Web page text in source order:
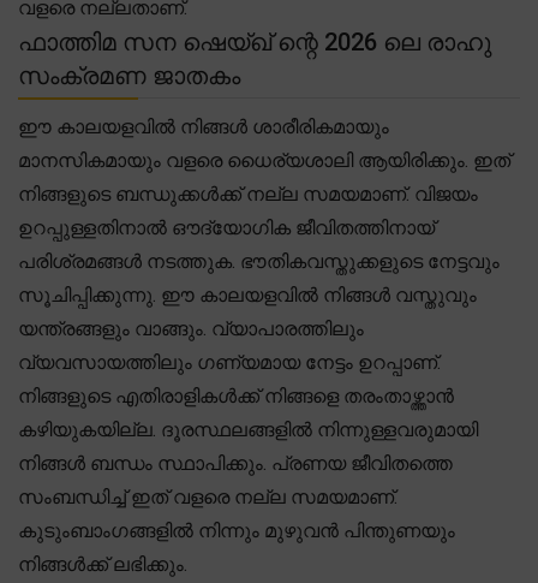
വളരെ നല്ലതാണ്.
ഫാത്തിമ സന ഷെയ്ഖ് ന്റെ 2026 ലെ രാഹു
സംക്രമണ ജാതകം
ഈ കാലയളവിൽ നിങ്ങൾ ശാരീരികമായും
മാനസികമായും വളരെ ധൈര്യശാലി ആയിരിക്കും. ഇത്
നിങ്ങളുടെ ബന്ധുക്കൾക്ക് നല്ല സമയമാണ്. വിജയം
ഉറപ്പുള്ളതിനാൽ ഔദ്യോഗിക ജീവിതത്തിനായ്
പരിശ്രമങ്ങൾ നടത്തുക. ഭൗതികവസ്തുക്കളുടെ നേട്ടവും
സൂചിപ്പിക്കുന്നു. ഈ കാലയളവിൽ നിങ്ങൾ വസ്തുവും
യന്ത്രങ്ങളും വാങ്ങും. വ്യാപാരത്തിലും
വ്യവസായത്തിലും ഗണ്യമായ നേട്ടം ഉറപ്പാണ്.
നിങ്ങളുടെ എതിരാളികൾക്ക് നിങ്ങളെ തരംതാഴ്ത്താൻ
കഴിയുകയില്ല. ദൂരസ്ഥലങ്ങളിൽ നിന്നുള്ളവരുമായി
നിങ്ങൾ ബന്ധം സ്ഥാപിക്കും. പ്രണയ ജീവിതത്തെ
സംബന്ധിച്ച് ഇത് വളരെ നല്ല സമയമാണ്.
കുടുംബാംഗങ്ങളിൽ നിന്നും മുഴുവൻ പിന്തുണയും
നിങ്ങൾക്ക് ലഭിക്കും.